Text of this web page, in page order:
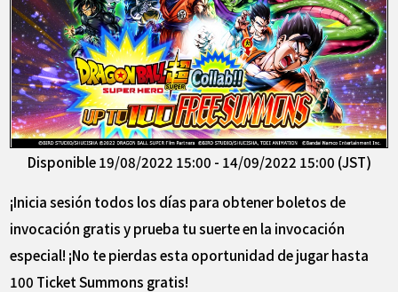
Disponible 19/08/2022 15:00 - 14/09/2022 15:00 (JST)
¡Inicia sesión todos los días para obtener boletos de
invocación gratis y prueba tu suerte en la invocación
especial! ¡No te pierdas esta oportunidad de jugar hasta
100 Ticket Summons gratis!